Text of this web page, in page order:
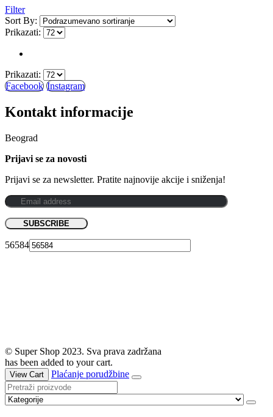
Filter
Sort By:
Prikazati:
Prikazati:
Facebook Instagram
Kontakt informacije
Beograd
Prijavi se za novosti
Prijavi se za newsletter. Pratite najnovije akcije i sniženja!
56584
© Super Shop 2023. Sva prava zadržana
has been added to your cart.
View Cart Plaćanje porudžbine